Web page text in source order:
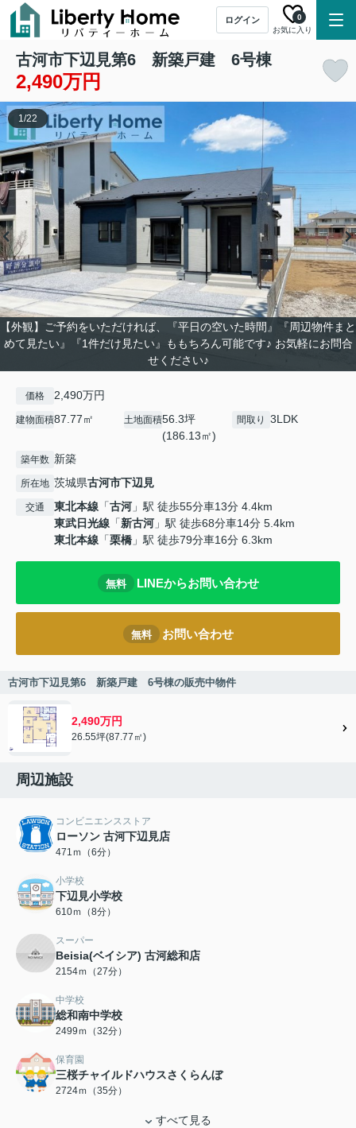
ログイン
お気に入り
0
古河市下辺見第6 新築戸建 6号棟
2,490万円
【外観】ご予約をいただければ、『平日の空いた時間』『周辺物件まと
めて見たい』『1件だけ見たい』ももちろん可能です♪ お気軽にお問合
せください♪
1/22
価格 2,490万円
建物面積87.77㎡ 土地面積56.3坪
(186.13㎡)
間取り 3LDK
築年数 新築
所在地 茨城県古河市下辺見
交通 東北本線 「古河 」駅 徒歩55分車13分 4.4km
東武日光線 「新古河 」駅 徒歩68分車14分 5.4km
東北本線 「栗橋 」駅 徒歩79分車16分 6.3km
無料 LINEからお問い合わせ
無料 お問い合わせ
古河市下辺見第6 新築戸建 6号棟の販売中物件
2,490万円
26.55坪(87.77㎡)
周辺施設
コンビニエンスストア
ローソン 古河下辺見店
471ｍ（6分）
小学校
下辺見小学校
610ｍ（8分）
スーパー
Beisia(ベイシア) 古河総和店
2154ｍ（27分）
中学校
総和南中学校
2499ｍ（32分）
保育園
三桜チャイルドハウスさくらんぼ
2724ｍ（35分）
すべて見る